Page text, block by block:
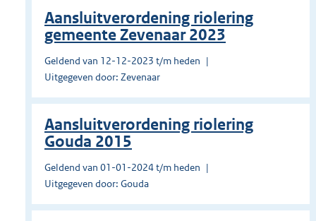
Aansluitverordening riolering
gemeente Zevenaar 2023
Geldend van 12-12-2023 t/m heden
Uitgegeven door: Zevenaar
Aansluitverordening riolering
Gouda 2015
Geldend van 01-01-2024 t/m heden
Uitgegeven door: Gouda